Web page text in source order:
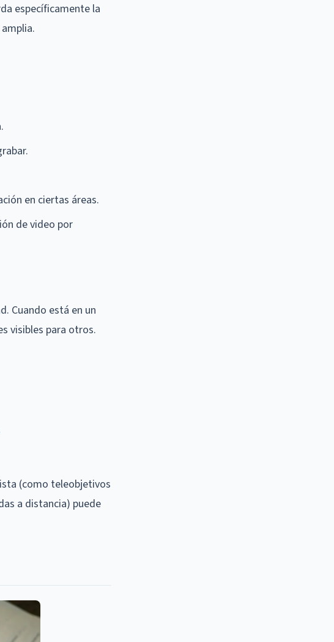
específicamente la
en ciertas áreas.
de video por
Cuando está en un
visibles para otros.
(como teleobjetivos
a distancia) puede